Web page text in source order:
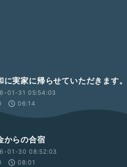
に実家に帰らせていただきます。
01-31 05:54:03
06:14
からの合宿
01-30 08:52:03
08:01